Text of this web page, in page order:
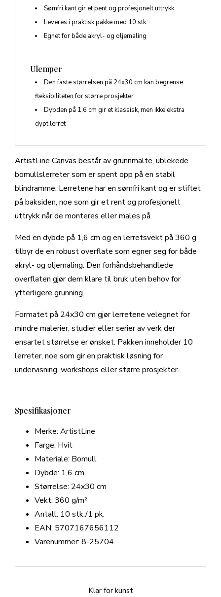
ArtistLine Canvas består av grunnmalte, ublekede
bomullslerreter som er spent opp på en stabil
blindramme. Lerretene har en sømfri kant og er stiftet
på baksiden, noe som gir et rent og profesjonelt
uttrykk når de monteres eller males på.
Med en dybde på 1,6 cm og en lerretsvekt på 360 g
tilbyr de en robust overflate som egner seg for både
akryl- og oljemaling. Den forhåndsbehandlede
overflaten gjør dem klare til bruk uten behov for
ytterligere grunning.
Formatet på 24x30 cm gjør lerretene velegnet for
mindre malerier, studier eller serier av verk der
ensartet størrelse er ønsket. Pakken inneholder 10
lerreter, noe som gir en praktisk løsning for
undervisning, workshops eller større prosjekter.
Sømfri kant gir et pent og profesjonelt uttrykk
Leveres i praktisk pakke med 10 stk.
Egnet for både akryl- og oljemaling
Ulemper
Den faste størrelsen på 24x30 cm kan begrense
fleksibiliteten for større prosjekter
Dybden på 1,6 cm gir et klassisk, men ikke ekstra
dypt lerret
Spesifikasjoner
Merke: ArtistLine
Farge: Hvit
Materiale: Bomull
Dybde: 1,6 cm
Størrelse: 24x30 cm
Vekt: 360 g/m²
Antall: 10 stk./1 pk.
EAN: 5707167656112
Varenummer: 8-25704
Klar for kunst